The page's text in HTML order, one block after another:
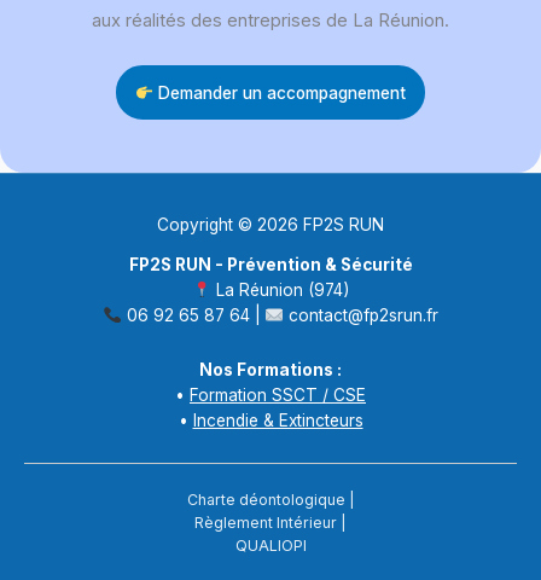
aux réalités des entreprises de La Réunion.
Demander un accompagnement
Copyright © 2026 FP2S RUN
FP2S RUN - Prévention & Sécurité
La Réunion (974)
06 92 65 87 64 |
contact@fp2srun.fr
Nos Formations :
• Formation SSCT / CSE
• Incendie & Extincteurs
Charte déontologique
Règlement Intérieur
QUALIOPI